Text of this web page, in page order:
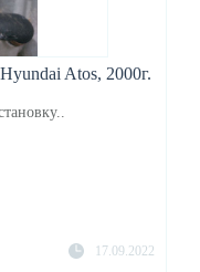
Atos, 2000г.
17.09.2022